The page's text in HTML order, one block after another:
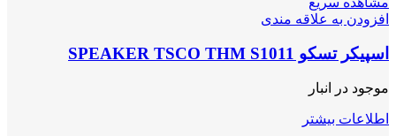
افزودن به علاقه مندی
اسپیکر تسکو SPEAKER TSCO THM S1011
موجود در انبار
اطلاعات بیشتر